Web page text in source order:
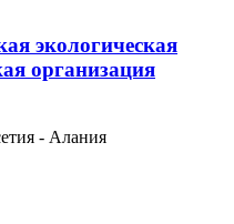
экологическая
организация
- Алания